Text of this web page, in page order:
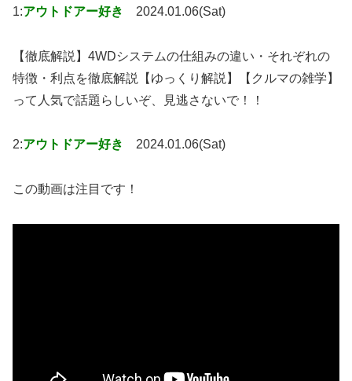
1:アウトドアー好き 2024.01.06(Sat)
【徹底解説】4WDシステムの仕組みの違い・それぞれの
特徴・利点を徹底解説【ゆっくり解説】【クルマの雑学】
って人気で話題らしいぞ、見逃さないで！！
2:アウトドアー好き 2024.01.06(Sat)
この動画は注目です！